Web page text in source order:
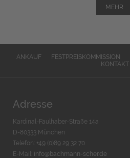
MEHR
ANKAUF FESTPREISKOMMISSION
KONTAKT
Adresse
Kardinal-Faulhaber-Straße 14a
D-80333 München
Telefon: +49 (0)89 29 32 70
E-Mail: info@bachmann-scher.de